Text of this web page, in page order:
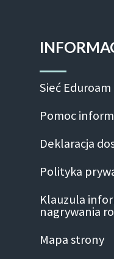
Sieć Eduroam
Pomoc
Deklaracja
Polityka
Klauzula
nagrywania
Mapa strony